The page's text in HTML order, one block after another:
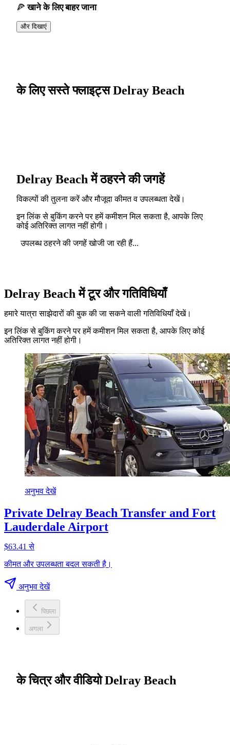
खाने के लिए बाहर जाना
और दिखाएं
के लिए सस्ते फ्लाइट्स Delray Beach
Delray Beach में ठहरने की जगहें
विकल्पों की तुलना करें और मौजूदा कीमत व उपलब्धता देखें।
इन लिंक से बुकिंग करने पर हमें कमीशन मिल सकता है, आपके लिए
कोई अतिरिक्त लागत नहीं होगी।
उपलब्ध ठहरने की जगहें खोजी जा रही हैं...
Delray Beach में टूर और गतिविधियाँ
हमारे यात्रा साझेदारों की बुक की जा सकने वाली गतिविधियाँ देखें।
इन लिंक से बुकिंग करने पर हमें कमीशन मिल सकता है, आपके लिए कोई
अतिरिक्त लागत नहीं होगी।
अनुभव देखें
Private Delray Beach Transfer and Fort
Lauderdale Airport
$63.41 से
कीमत और उपलब्धता बदल सकती है।
अनुभव देखें
पिछला
अगला
के चित्र और वीडियो Delray Beach